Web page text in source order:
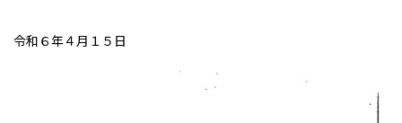
令和６年４月１５日